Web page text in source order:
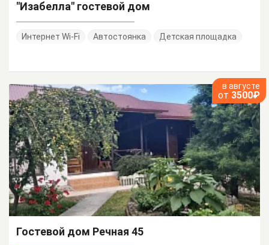
"Изабелла" гостевой дом
Интернет Wi-Fi Автостоянка Детская площадка
в августе
от 3500₽
Гостевой дом Речная 45